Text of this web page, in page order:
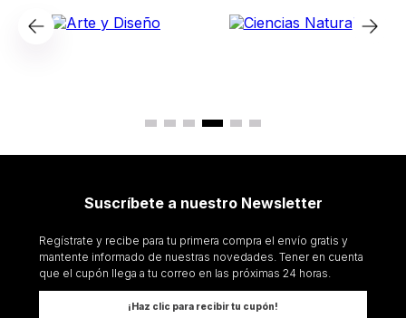
Suscríbete a nuestro Newsletter
Regístrate y recibe para tu primera compra el envío gratis y
mantente informado de nuestras novedades. Tener en cuenta
que el cupón llega a tu correo en las próximas 24 horas.
¡Haz clic para recibir tu cupón!